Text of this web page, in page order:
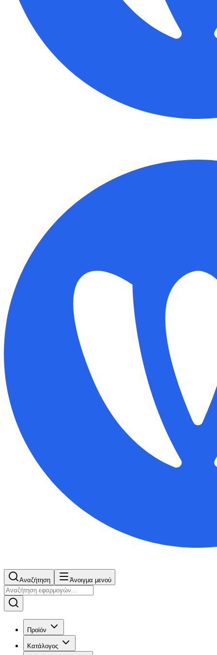
Αναζήτηση Άνοιγμα μενού
Προϊόν
Κατάλογος